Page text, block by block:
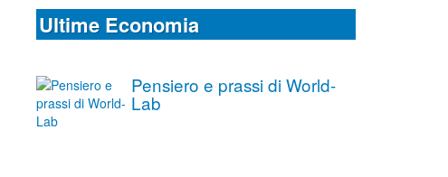
Ultime Economia
Pensiero e prassi di World-
Lab